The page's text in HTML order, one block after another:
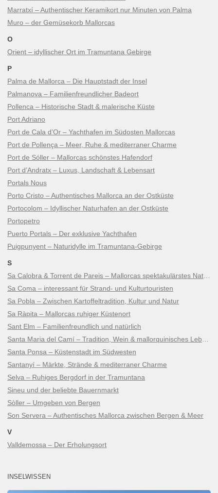
Marratxí – Authentischer Keramikort nur Minuten von Palma
Muro – der Gemüsekorb Mallorcas
O
Orient – idyllischer Ort im Tramuntana Gebirge
P
Palma de Mallorca – Die Hauptstadt der Insel
Palmanova – Familienfreundlicher Badeort
Pollenca – Historische Stadt & malerische Küste
Port Adriano
Port de Cala d’Or – Yachthafen im Südosten Mallorcas
Port de Pollença – Meer, Ruhe & mediterraner Charme
Port de Sóller – Mallorcas schönstes Hafendorf
Port d’Andratx – Luxus, Landschaft & Lebensart
Portals Nous
Porto Cristo – Authentisches Mallorca an der Ostküste
Portocolom – Idyllischer Naturhafen an der Ostküste
Portopetro
Puerto Portals – Der exklusive Yachthafen
Puigpunyent – Naturidylle im Tramuntana-Gebirge
S
Sa Coma – interessant für Strand- und Kulturtouristen
Sa Pobla – Zwischen Kartoffeltradition, Kultur und Natur
Sa Ràpita – Mallorcas ruhiger Küstenort
Sant Elm – Familienfreundlich und natürlich
Santa Ponsa – Küstenstadt im Südwesten
Santanyí – Märkte, Strände & mediterraner Charme
Selva – Ruhiges Bergdorf in der Tramuntana
Sineu und der beliebte Bauernmarkt
Sòller – Umgeben von Bergen
Son Servera – Authentisches Mallorca zwischen Bergen & Meer
V
Valldemossa – Der Erholungsort
INSELWISSEN